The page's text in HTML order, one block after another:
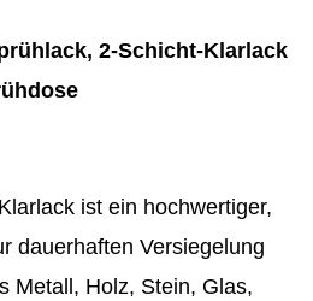
2-Schicht-Klarlack
ist ein hochwertiger,
dauerhaften Versiegelung
Metall, Holz, Stein, Glas,